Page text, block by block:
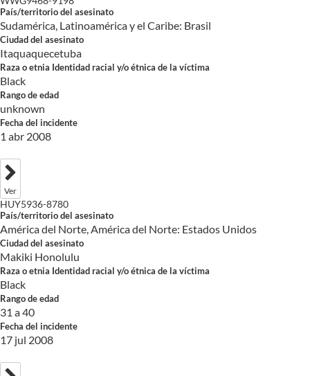
País/territorio del asesinato
Sudamérica, Latinoamérica y el Caribe: Brasil
Ciudad del asesinato
Itaquaquecetuba
Raza o etnia Identidad racial y/o étnica de la víctima
Black
Rango de edad
unknown
Fecha del incidente
1 abr 2008
Ver
HUY5936-8780
País/territorio del asesinato
América del Norte, América del Norte: Estados Unidos
Ciudad del asesinato
Makiki Honolulu
Raza o etnia Identidad racial y/o étnica de la víctima
Black
Rango de edad
31 a 40
Fecha del incidente
17 jul 2008